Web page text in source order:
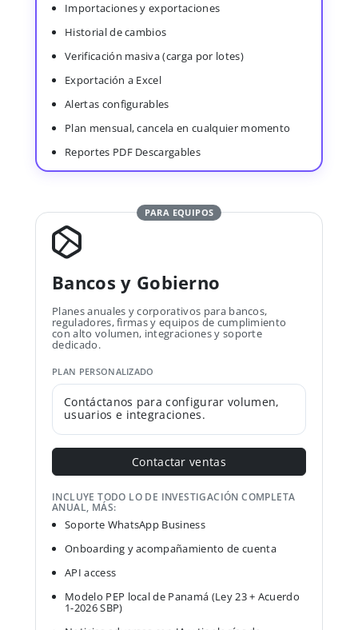
Importaciones y exportaciones
Historial de cambios
Verificación masiva (carga por lotes)
Exportación a Excel
Alertas configurables
Plan mensual, cancela en cualquier momento
Reportes PDF Descargables
PARA EQUIPOS
Bancos y Gobierno
Planes anuales y corporativos para bancos,
reguladores, firmas y equipos de cumplimiento
con alto volumen, integraciones y soporte
dedicado.
PLAN PERSONALIZADO
Contáctanos para configurar volumen,
usuarios e integraciones.
Contactar ventas
INCLUYE TODO LO DE INVESTIGACIÓN COMPLETA
ANUAL, MÁS:
Soporte WhatsApp Business
Onboarding y acompañamiento de cuenta
API access
Modelo PEP local de Panamá (Ley 23 + Acuerdo
1-2026 SBP)